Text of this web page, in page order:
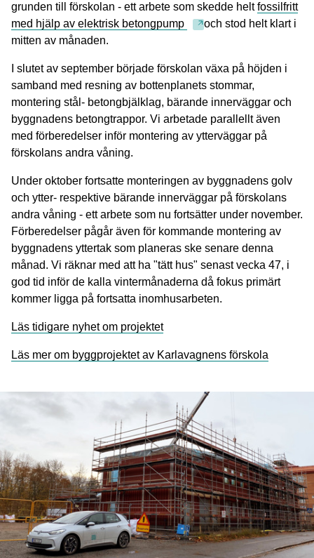
grunden till förskolan - ett arbete som skedde heltfossilfritt
med hjälp av elektrisk betongpump
och stod helt klart i
mitten av månaden.
I slutet av september började förskolan växa på höjden i
samband med resning av bottenplanets stommar,
montering stål- betongbjälklag, bärande innerväggar och
byggnadens betongtrappor. Vi arbetade parallellt även
med förberedelser inför montering av ytterväggar på
förskolans andra våning.
Under oktober fortsatte monteringen av byggnadens golv
och ytter- respektive bärande innerväggar på förskolans
andra våning - ett arbete som nu fortsätter under november.
Förberedelser pågår även för kommande montering av
byggnadens yttertak som planeras ske senare denna
månad. Vi räknar med att ha "tätt hus" senast vecka 47, i
god tid inför de kalla vintermånaderna då fokus primärt
kommer ligga på fortsatta inomhusarbeten.
Läs tidigare nyhet om projektet
Läs mer om byggprojektet av Karlavagnens förskola